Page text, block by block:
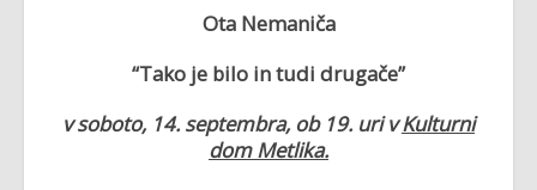
Ota Nemaniča
“Tako je bilo in tudi drugače”
v soboto, 14. septembra, ob 19. uri vKulturni
dom Metlika.